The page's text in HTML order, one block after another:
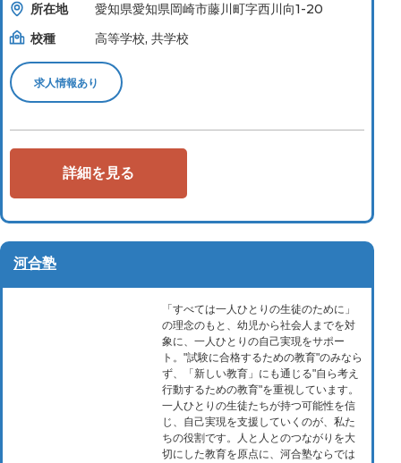
所在地
愛知県愛知県岡崎市藤川町字西川向1-20
校種
高等学校, 共学校
求人情報あり
詳細を見る
河合塾
「すべては一人ひとりの生徒のために」
の理念のもと、幼児から社会人までを対
象に、一人ひとりの自己実現をサポー
ト。"試験に合格するための教育"のみなら
ず、「新しい教育」にも通じる"自ら考え
行動するための教育"を重視しています。
一人ひとりの生徒たちが持つ可能性を信
じ、自己実現を支援していくのが、私た
ちの役割です。人と人とのつながりを大
切にした教育を原点に、河合塾ならでは